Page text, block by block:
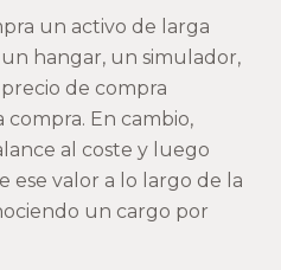
un activo de larga
hangar, un simulador,
de compra
En cambio,
al coste y luego
ese valor a lo largo de la
un cargo por